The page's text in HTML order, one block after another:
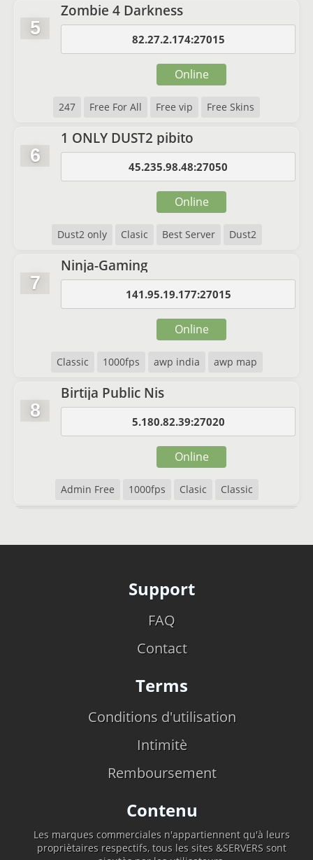
5
Zombie 4 Darkness
82.27.2.174:27015
247 Free For All Free vip Free Skins
Online
6
1 ONLY DUST2 pibito
45.235.98.48:27050
Dust2 only Clasic Best Server Dust2
Online
7
Ninja-Gaming
141.95.19.177:27015
Classic 1000fps awp india awp map
Online
8
Birtija Public Nis
5.180.82.39:27020
Admin Free 1000fps Clasic Classic
Online
Support
FAQ
Contact
Terms
Conditions d'utilisation
Intimitè
Remboursement
Contenu
Les marques commerciales n'appartiennent qu'à leurs
propriètaires respectifs, tous les sites &SERVERS sont